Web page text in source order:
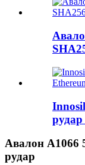
Авалон A1066
рудар